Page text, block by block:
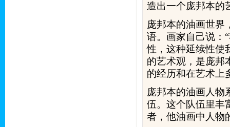
造出一个庞邦本的
庞邦本的油画世界
语。画家自己说：
性，这种延续性使
的艺术观，是庞邦
的经历和在艺术上
庞邦本的油画人物
伍。这个队伍里
者，他油画中人物